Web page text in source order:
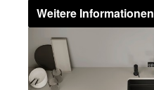
Weitere Informationen